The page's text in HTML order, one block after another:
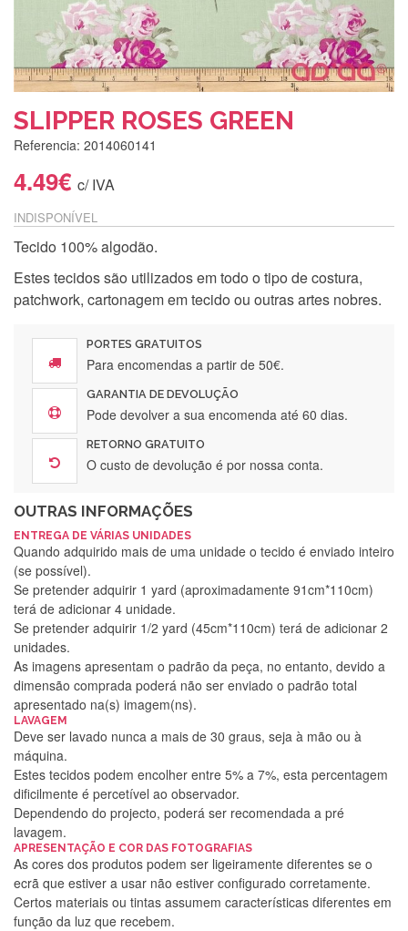
SLIPPER ROSES GREEN
Referencia: 2014060141
4.49€ c/ IVA
INDISPONÍVEL
Tecido 100% algodão.
Estes tecidos são utilizados em todo o tipo de costura,
patchwork, cartonagem em tecido ou outras artes nobres.
PORTES GRATUITOS
Para encomendas a partir de 50€.
GARANTIA DE DEVOLUÇÃO
Pode devolver a sua encomenda até 60 dias.
RETORNO GRATUITO
O custo de devolução é por nossa conta.
OUTRAS INFORMAÇÕES
ENTREGA DE VÁRIAS UNIDADES
Quando adquirido mais de uma unidade o tecido é enviado inteiro
(se possível).
Se pretender adquirir 1 yard (aproximadamente 91cm*110cm)
terá de adicionar 4 unidade.
Se pretender adquirir 1/2 yard (45cm*110cm) terá de adicionar 2
unidades.
As imagens apresentam o padrão da peça, no entanto, devido a
dimensão comprada poderá não ser enviado o padrão total
apresentado na(s) imagem(ns).
LAVAGEM
Deve ser lavado nunca a mais de 30 graus, seja à mão ou à
máquina.
Estes tecidos podem encolher entre 5% a 7%, esta percentagem
dificilmente é percetível ao observador.
Dependendo do projecto, poderá ser recomendada a pré
lavagem.
APRESENTAÇÃO E COR DAS FOTOGRAFIAS
As cores dos produtos podem ser ligeiramente diferentes se o
ecrã que estiver a usar não estiver configurado corretamente.
Certos materiais ou tintas assumem características diferentes em
função da luz que recebem.
Silvia Lopes
Encomenda direitinha. Rapidez e segurança. Volto a
encomendar.